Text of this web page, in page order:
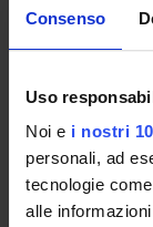
Consenso
Uso
Noi e i nostri
personali, ad
tecnologie
alle
Come
Orario lezioni
Piani didattici
Calendario
Bacheca avvisi
Proposte tesi